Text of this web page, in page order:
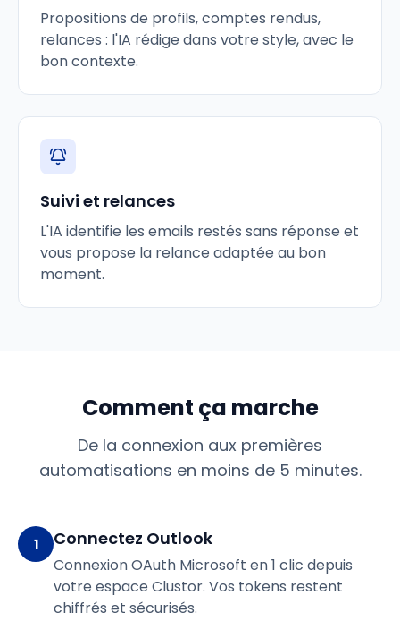
Propositions de profils, comptes rendus,
relances : l'IA rédige dans votre style, avec le
bon contexte.
Suivi et relances
L'IA identifie les emails restés sans réponse et
vous propose la relance adaptée au bon
moment.
Comment ça marche
De la connexion aux premières
automatisations en moins de 5 minutes.
1 Connectez Outlook
Connexion OAuth Microsoft en 1 clic depuis
votre espace Clustor. Vos tokens restent
chiffrés et sécurisés.